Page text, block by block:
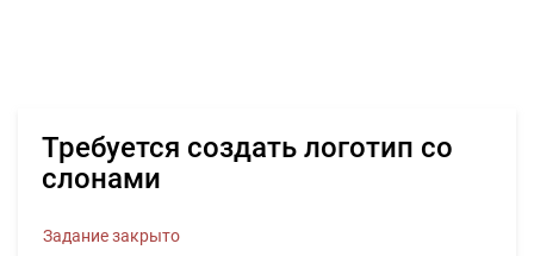
Требуется создать логотип со
слонами
Задание закрыто